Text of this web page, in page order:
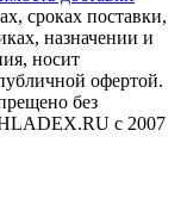
сроках поставки,
назначении и
носит
офертой.
без
HLADEX.RU c 2007